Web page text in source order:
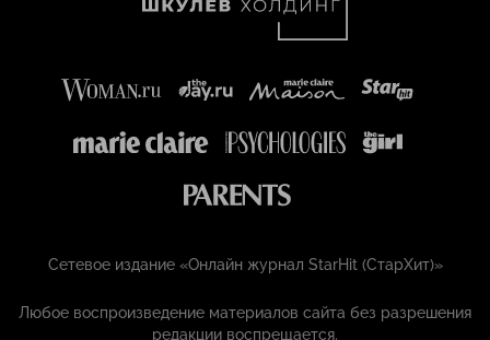
Сетевое издание «Онлайн журнал StarHit (СтарХит)»
Любое воспроизведение материалов сайта без разрешения
редакции воспрещается.